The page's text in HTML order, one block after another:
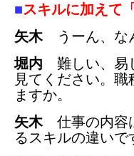
■スキルに加えて
矢木うーん、な
堀内 難しい、易
見てください。
ますか。
矢木仕事の内容
るスキルの違いで